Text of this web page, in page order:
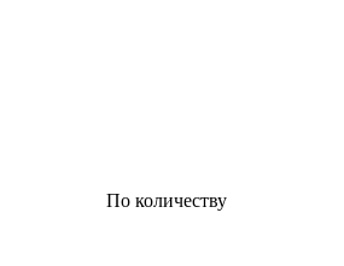
По количеству